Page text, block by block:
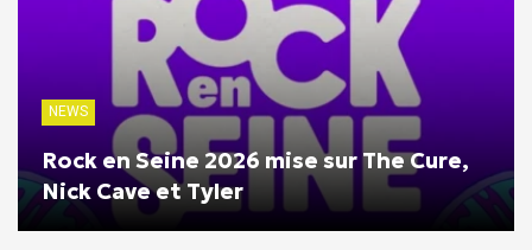
NEWS
Rock en Seine 2026 mise sur The Cure,
Nick Cave et Tyler